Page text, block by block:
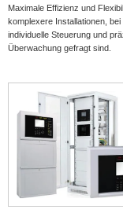
Installation & Service
Sprachalarmierung
Managementsysteme
Maximale Effizienz und
komplexere Installationen, bei
individuelle Steuerung und
Überwachung gefragt sind.